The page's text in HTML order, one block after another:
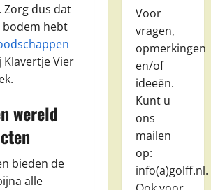
Zorg dus dat
bodem hebt
Klavertje Vier
wereld
bieden de
alle
Voor
vragen,
opmerkingen
en/of
ideeën.
Kunt u
ons
mailen
op:
info(a)golff.nl.